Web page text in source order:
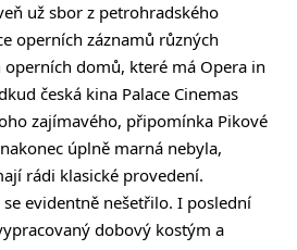
už sbor z petrohradského
operních záznamů různých
domů, které má Opera in
česká kina Palace Cinemas
zajímavého, připomínka Pikové
úplně marná nebyla,
rádi klasické provedení.
evidentně nešetřilo. I poslední
dobový kostým a